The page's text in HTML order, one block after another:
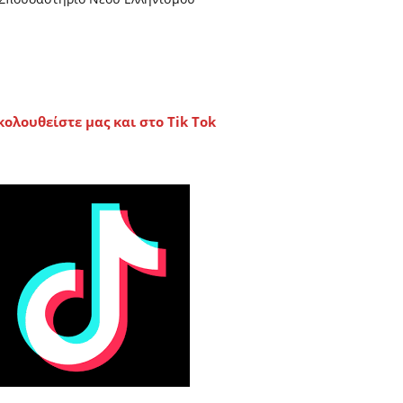
μας και στο Tik Tok